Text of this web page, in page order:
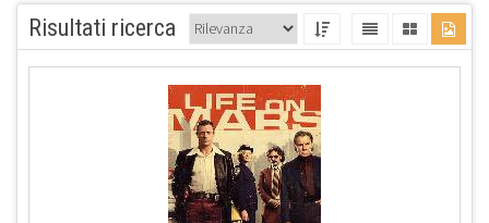
Risultati ricerca